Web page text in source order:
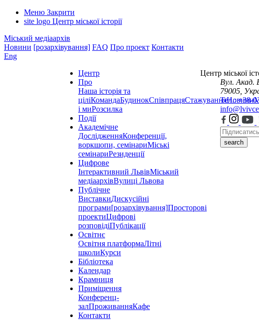
Меню Закрити
site logo Центр міської історії
Міський медіаархів
Новини [розархівування] FAQ Про проект Контакти
Eng
Центр
Про
Наша історія та
ціліКомандаБудинокСпівпрацяСтажуванняНовини
і миРозсилка
Події
Академічне
ДослідженняКонференції,
воркшопи, семінариМіські
семінариРезиденції
Цифрове
Інтерактивний ЛьвівМіський
медіаархівВулиці Львова
Публічне
ВиставкиДискусійні
програми[розархівування]Просторові
проектиЦифрові
розповідіПублікації
Освітнє
Освітня платформаЛітні
школиКурси
Бібліотека
Календар
Крамниця
Приміщення
Конференц-
залПроживанняКафе
Контакти
Центр міської
Вул. Акад.
79005,
Тел.: +38-
search